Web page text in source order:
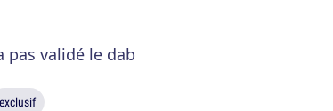
pas validé le dab
exclusif